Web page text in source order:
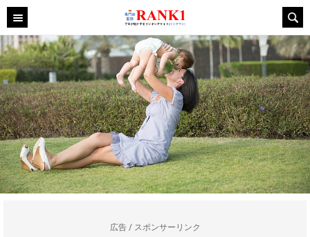
広告 / スポンサーリンク